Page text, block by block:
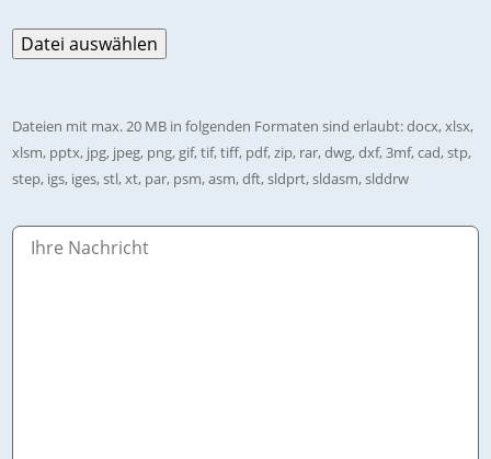
Dateien mit max. 20 MB in folgenden Formaten sind erlaubt: docx, xlsx,
xlsm, pptx, jpg, jpeg, png, gif, tif, tiff, pdf, zip, rar, dwg, dxf, 3mf, cad, stp,
step, igs, iges, stl, xt, par, psm, asm, dft, sldprt, sldasm, slddrw